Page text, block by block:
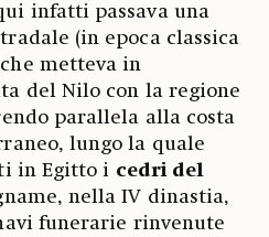
infatti passava una
(in epoca classica
metteva in
del Nilo con la regione
parallela alla costa
lungo la quale
in Egitto i cedri del
nella IV dinastia,
funerarie rinvenute